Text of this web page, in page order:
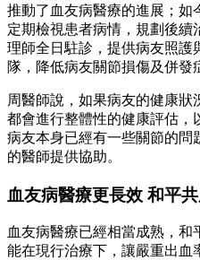
推動了血友病醫療的進展；如
定期檢視患者病情，規劃後
理師全日駐診，提供病友照護
隊，降低病友關節損傷及併發
周醫師說，如果病友的健康
都會進行整體性的健康評估，
病友本身已經有一些關節的問
的醫師提供協助。
血友病醫療更長效 和平
血友病醫療已經相當成熟，
能在現行治療下，讓嚴重出血